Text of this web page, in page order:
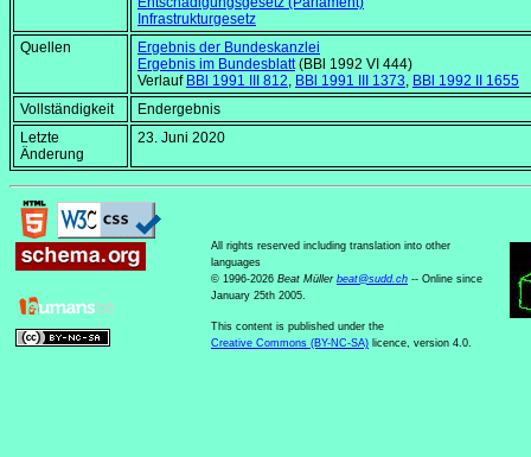
Infrastrukturgesetz
Quellen
Ergebnis der Bundeskanzlei
Ergebnis im Bundesblatt(BBl 1992 VI 444)
Verlauf BBl 1991 III 812, BBl 1991 III 1373, BBl 1992 II 1655
Vollständigkeit
Endergebnis
Letzte
Änderung
23. Juni 2020
All rights reserved including translation into other
languages
© 1996-2026 Beat Müller beat@sudd.ch -- Online since
January 25th 2005.
This content is published under the
Creative Commons (BY-NC-SA) licence, version 4.0.